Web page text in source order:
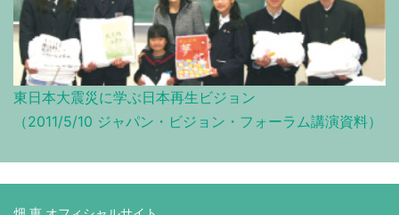
東日本大震災に学ぶ日本再生ビジョン
（2011/5/10 ジャパン・ビジョン・フォーラム講演資料）